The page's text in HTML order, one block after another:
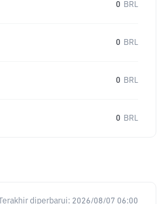
0 BRL
0 BRL
0 BRL
0 BRL
Terakhir diperbarui: 2026/08/07 06:00